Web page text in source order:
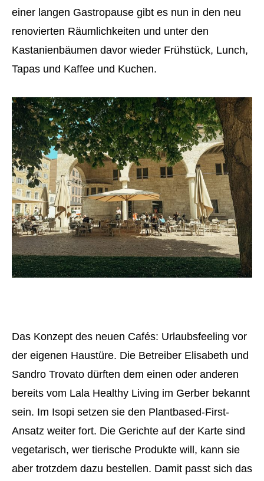
einer langen Gastropause gibt es nun in den neu
renovierten Räumlichkeiten und unter den
Kastanienbäumen davor wieder Frühstück, Lunch,
Tapas und Kaffee und Kuchen.
Das Konzept des neuen Cafés: Urlaubsfeeling vor
der eigenen Haustüre. Die Betreiber Elisabeth und
Sandro Trovato dürften dem einen oder anderen
bereits vom Lala Healthy Living im Gerber bekannt
sein. Im Isopi setzen sie den Plantbased-First-
Ansatz weiter fort. Die Gerichte auf der Karte sind
vegetarisch, wer tierische Produkte will, kann sie
aber trotzdem dazu bestellen. Damit passt sich das